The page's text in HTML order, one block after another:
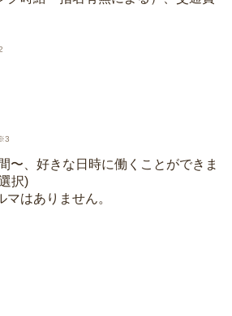
〜、好きな日時に働くことができま
択)
はありません。